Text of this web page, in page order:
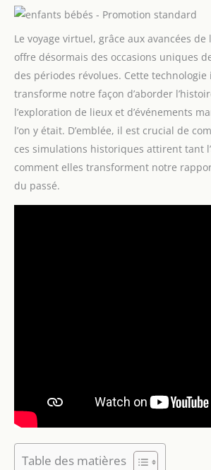
Le voyage virtuel, grâce aux avancées
offre désormais des occasions uniques
des périodes révolues. Cette technologie
transforme notre façon d’aborder
l’exploration de lieux et d’événements
l’on y était. D’emblée, il est crucial de
ces simulations historiques attirent tant
comment elles transforment notre
du passé.
Table des matières